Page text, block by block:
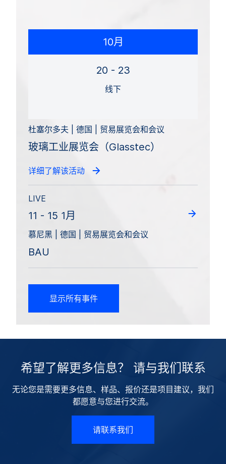
10月
20 - 23
线下
杜塞尔多夫 | 德国 | 贸易展览会和会议
玻璃工业展览会（Glasstec）
详细了解该活动
LIVE
11 - 15 1月
慕尼黑 | 德国 | 贸易展览会和会议
BAU
显示所有事件
希望了解更多信息？ 请与我们联系
无论您是需要更多信息、样品、报价还是项目建议，我们
都愿意与您进行交流。
请联系我们